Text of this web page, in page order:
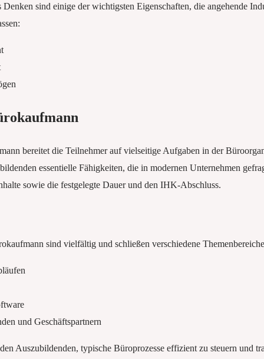
sind einige der wichtigsten Eigenschaften, die angehende
bereitet die Teilnehmer auf vielseitige Aufgaben in der
essentielle Fähigkeiten, die in modernen Unternehmen
sowie die festgelegte Dauer und den IHK-Abschluss.
sind vielfältig und schließen verschiedene
und Geschäftspartnern
Auszubildenden, typische Büroprozesse effizient zu steuern und